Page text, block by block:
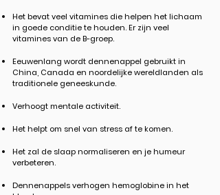
Het bevat veel vitamines die helpen het lichaam
in goede conditie te houden. Er zijn veel
vitamines van de B-groep.
Eeuwenlang wordt dennenappel gebruikt in
China, Canada en noordelijke wereldlanden als
traditionele geneeskunde.
Verhoogt mentale activiteit.
Het helpt om snel van stress af te komen.
Het zal de slaap normaliseren en je humeur
verbeteren.
Dennenappels verhogen hemoglobine in het